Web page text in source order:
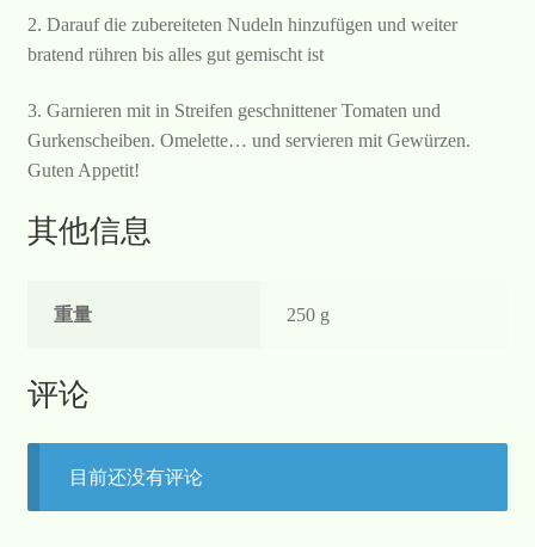
2. Darauf die zubereiteten Nudeln hinzufügen und weiter
bratend rühren bis alles gut gemischt ist
3. Garnieren mit in Streifen geschnittener Tomaten und
Gurkenscheiben. Omelette… und servieren mit Gewürzen.
Guten Appetit!
其他信息
重量 250 g
评论
目前还没有评论